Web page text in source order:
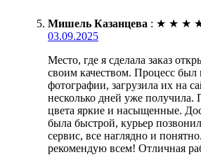
Мишель Казанцева : ★ ★ ★
03.09.2025
Место, где я сделала заказ
своим качеством. Процесс
фотографии, загрузила их на
несколько дней уже получила.
цвета яркие и насыщенные.
была быстрой, курьер
сервис, все наглядно и
рекомендую всем! Отличная